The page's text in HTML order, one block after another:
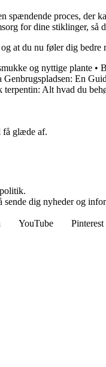
spændende proces, der
for dine stiklinger, så
at du nu føler dig
og nyttige plante •
En
terpentin: Alt hvad du
få glæde af.
dig nyheder og
YouTube Pinterest